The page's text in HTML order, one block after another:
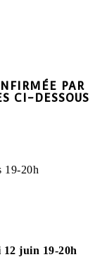
PAR
CI-DESSOUS
19-20h
juin 19-20h